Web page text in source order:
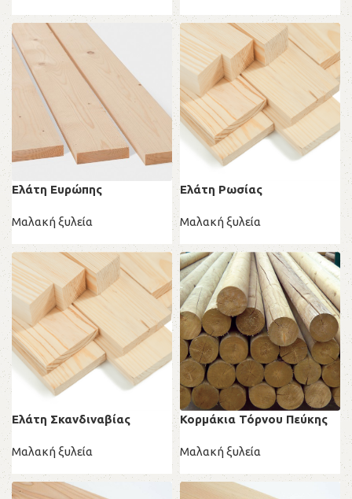
Ελάτη Ευρώπης
Μαλακή ξυλεία
Ελάτη Ρωσίας
Μαλακή ξυλεία
Ελάτη Σκανδιναβίας
Μαλακή ξυλεία
Κορμάκια Τόρνου Πεύκης
Μαλακή ξυλεία